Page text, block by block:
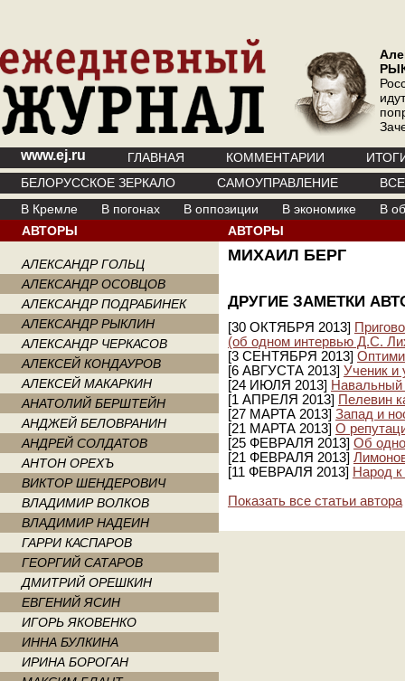
www.ej.ru ГЛАВНАЯ КОММЕНТАРИИ
БЕЛОРУССКОЕ ЗЕРКАЛО
САМОУПРАВЛЕНИЕ
В Кремле
В погонах В оппозиции В экономике
В
АВТОРЫ
АЛЕКСАНДР ГОЛЬЦ
АЛЕКСАНДР ОСОВЦОВ
АЛЕКСАНДР ПОДРАБИНЕК
АЛЕКСАНДР РЫКЛИН
АЛЕКСАНДР ЧЕРКАСОВ
АЛЕКСЕЙ КОНДАУРОВ
АЛЕКСЕЙ МАКАРКИН
АНАТОЛИЙ БЕРШТЕЙН
АНДЖЕЙ БЕЛОВРАНИН
АНДРЕЙ СОЛДАТОВ
АНТОН ОРЕХЪ
ВИКТОР ШЕНДЕРОВИЧ
ВЛАДИМИР ВОЛКОВ
ВЛАДИМИР НАДЕИН
ГАРРИ КАСПАРОВ
ГЕОРГИЙ САТАРОВ
ДМИТРИЙ ОРЕШКИН
ЕВГЕНИЙ ЯСИН
ИГОРЬ ЯКОВЕНКО
ИННА БУЛКИНА
ИРИНА БОРОГАН
АВТОРЫ
МИХАИЛ БЕРГ
ДРУГИЕ ЗАМЕТКИ
[30 ОКТЯБРЯ 2013]
(об одном интервью Д.С.
[3 СЕНТЯБРЯ 2013]
[6 АВГУСТА 2013] Ученик и
[24 ИЮЛЯ 2013] Навальный
[1 АПРЕЛЯ 2013] Пелевин
[27 МАРТА 2013] Запад и
[21 МАРТА 2013] О
[25 ФЕВРАЛЯ 2013] Об
[21 ФЕВРАЛЯ 2013]
[11 ФЕВРАЛЯ 2013] Народ к
Показать все статьи автора